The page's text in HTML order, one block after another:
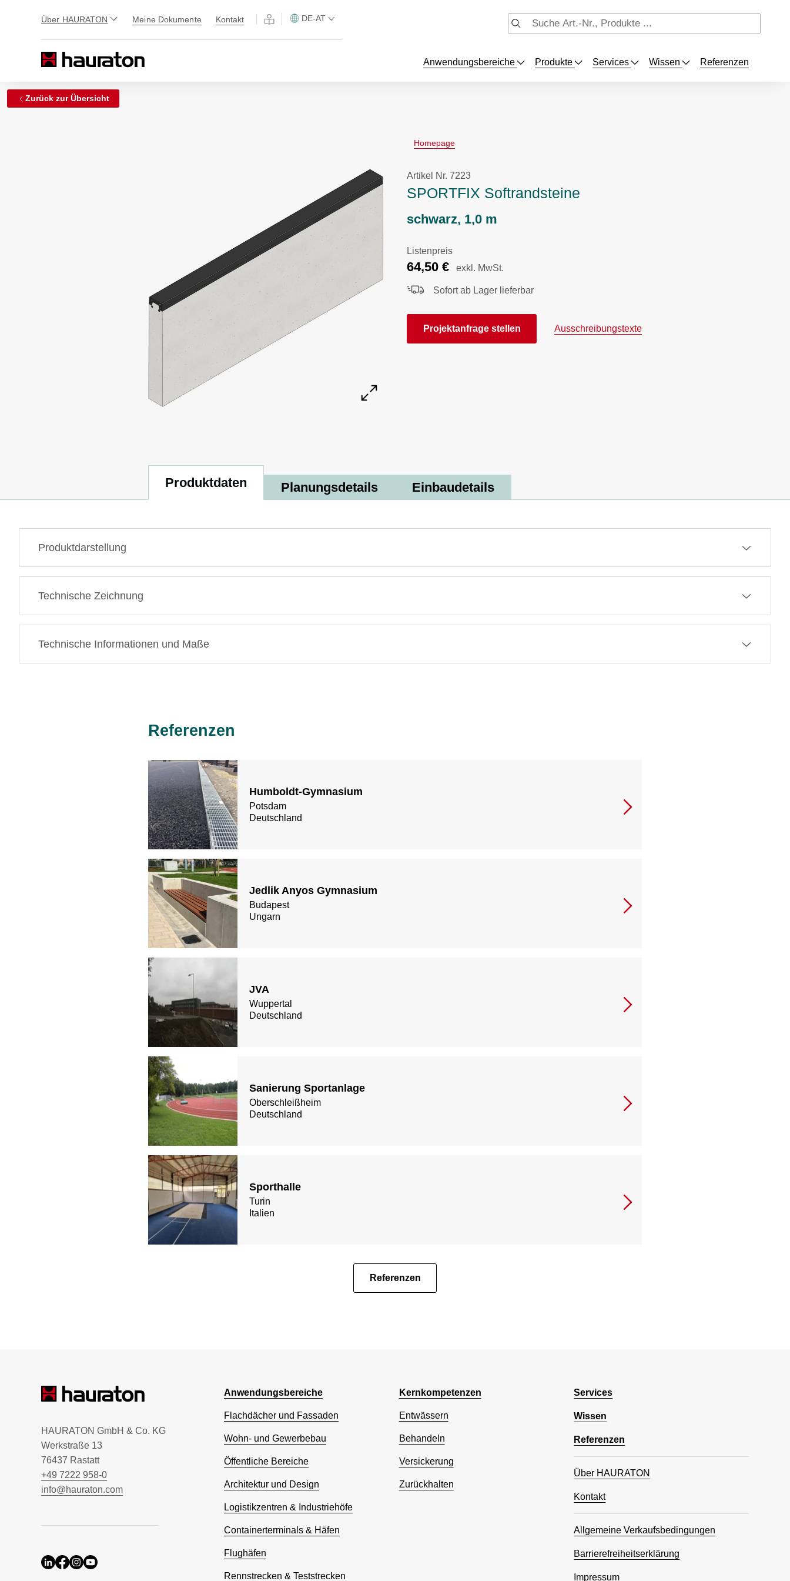
Über HAURATON Meine Dokumente Kontakt DE-AT
Anwendungsbereiche Produkte Services Wissen Referenzen
Zurück zur Übersicht
Homepage
Artikel Nr. 7223
SPORTFIX Softrandsteine
schwarz, 1,0 m
Listenpreis
64,50 € exkl. MwSt.
Sofort ab Lager lieferbar
Projektanfrage stellen Ausschreibungstexte
Produktdaten Planungsdetails Einbaudetails
Produktdarstellung
Technische Zeichnung
Technische Informationen und Maße
Referenzen
Humboldt-Gymnasium
Potsdam
Deutschland
Jedlik Anyos Gymnasium
Budapest
Ungarn
JVA
Wuppertal
Deutschland
Sanierung Sportanlage
Oberschleißheim
Deutschland
Sporthalle
Turin
Italien
Referenzen
HAURATON GmbH & Co. KG
Werkstraße 13
76437 Rastatt
+49 7222 958-0
info@hauraton.com
Anwendungsbereiche
Flachdächer und Fassaden
Wohn- und Gewerbebau
Öffentliche Bereiche
Architektur und Design
Logistikzentren & Industriehöfe
Containerterminals & Häfen
Flughäfen
Rennstrecken & Teststrecken
Kernkompetenzen
Entwässern
Behandeln
Versickerung
Zurückhalten
Services
Wissen
Referenzen
Über HAURATON
Kontakt
Allgemeine Verkaufsbedingungen
Barrierefreiheitserklärung
Impressum